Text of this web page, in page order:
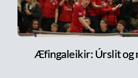
Æfingaleikir: Úrslit og